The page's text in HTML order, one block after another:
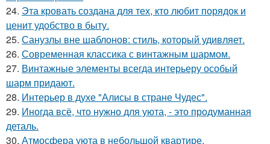
24. Эта кровать создана для тех, кто любит порядок и
ценит удобство в быту.
25. Санузлы вне шаблонов: стиль, который удивляет.
26. Современная классика с винтажным шармом.
27. Винтажные элементы всегда интерьеру особый
шарм придают.
28. Интерьер в духе "Алисы в стране Чудес".
29. Иногда всё, что нужно для уюта, - это продуманная
деталь.
30. Атмосфера уюта в небольшой квартире.